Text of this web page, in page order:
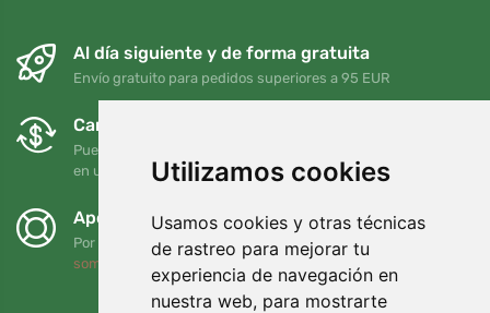
Utilizamos cookies
Usamos cookies y otras técnicas
de rastreo para mejorar tu
experiencia de navegación en
nuestra web, para mostrarte
Al día siguiente y de forma gratuita
Envío gratuito para pedidos superiores a 95 EUR
Cambios y devoluciones gratuitos
Puede devolver o cambiar su pedido en cualquier momento
en un plazo de 90 días
Apoyamos a Trees.org
Por cada pedido plantamos un árbol. Leer más
somos